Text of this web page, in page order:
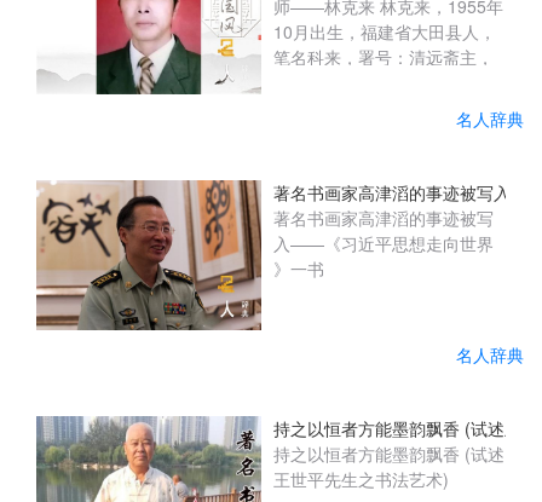
健康管理有限公司、成都青年
领秀企业管理咨询有限公司
后，两家企业积极响应为县残
师——林克来 林克来，1955年
10月出生，福建省大田县人，
笔名科来，署号：清远斋主，
书协终身理事，中国(ZGSH
201904402) 当代著名书画
师。 原中国文化部文化市场发
展中心特聘书画家，中国艺术
学院特聘教授、博士生导师。
中国文化部文化艺术名誉顾
问。中共中央党校(2017.10)授
名人辞典
著名书画家高津滔的事迹被写入
著名书画家高津滔的事迹被写
入——《习近平思想走向世界
》一书
名人辞典
持之以恒者方能墨韵飘香 (试述王
持之以恒者方能墨韵飘香 (试述
王世平先生之书法艺术)